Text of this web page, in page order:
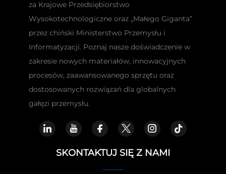
za Krajowe Przedsiębiorstwo
Wysokotechnologiczne oraz „Małego Giganta”
przez chiński Ministerstwo Przemysłu i
Informatyzacji. Poznaj nasze doświadczenie w
zakresie nowych materiałów, innowacyjnych
procesów, zaawansowanego sprzętu oraz
dostosowanych rozwiązań dla globalnych
gałęzi przemysłu.
SKONTAKTUJ SIĘ Z NAMI